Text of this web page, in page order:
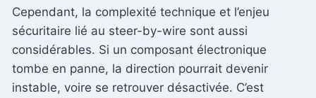
Cependant, la complexité technique et l’enjeu
sécuritaire lié au steer-by-wire sont aussi
considérables. Si un composant électronique
tombe en panne, la direction pourrait devenir
instable, voire se retrouver désactivée. C’est